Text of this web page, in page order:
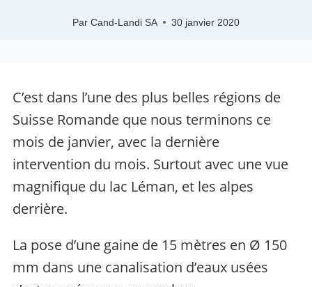
Par Cand-Landi SA 30 janvier 2020
C’est dans l’une des plus belles régions de
Suisse Romande que nous terminons ce
mois de janvier, avec la dernière
intervention du mois. Surtout avec une vue
magnifique du lac Léman, et les alpes
derrière.
La pose d’une gaine de 15 mètres en Ø 150
mm dans une canalisation d’eaux usées